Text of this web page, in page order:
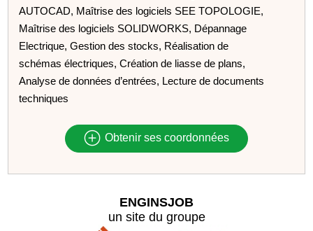
AUTOCAD, Maîtrise des logiciels SEE TOPOLOGIE,
Maîtrise des logiciels SOLIDWORKS, Dépannage
Electrique, Gestion des stocks, Réalisation de
schémas électriques, Création de liasse de plans,
Analyse de données d’entrées, Lecture de documents
techniques
Obtenir ses coordonnées
ENGINSJOB
un site du groupe